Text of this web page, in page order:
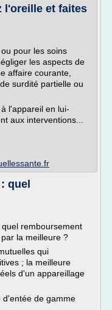
l'oreille et faites
pour les soins
les aspects de
affaire courante,
surdité partielle ou
l'appareil en lui-
aux interventions...
quel
remboursement
la meilleure ?
qui
; la meilleure
d'un appareillage
d'entée de gamme